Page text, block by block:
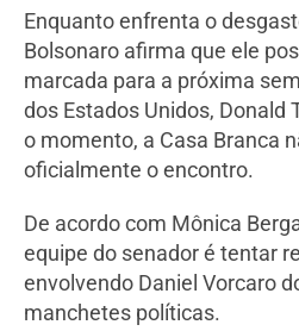
Enquanto enfrenta o
Bolsonaro afirma que ele
marcada para a próxima
dos Estados Unidos, Donald
o momento, a Casa Branca
oficialmente o encontro.
De acordo com Mônica
equipe do senador é tentar
envolvendo Daniel Vorcaro
manchetes políticas.